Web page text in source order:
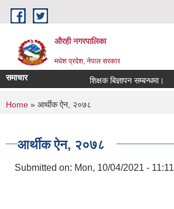
Skip to main content
औरही नगरपालिका
मधेश प्रदेश, नेपाल सरकार
समाचार शिक्षक बिज्ञापन सम्बन्धमा।
You are here
Home » आर्थीक ऐन, २०७८
आर्थीक ऐन, २०७८
Submitted on: Mon, 10/04/2021 - 11:11